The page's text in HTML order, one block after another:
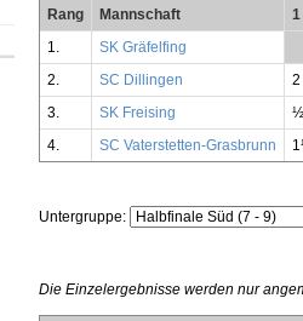
Rang Mannschaft
1
1.
SK Gräfelfing
2.
SC Dillingen
2
3.
SK Freising
½
4.
SC Vaterstetten-Grasbrunn
Untergruppe:
Die Einzelergebnisse werden nur